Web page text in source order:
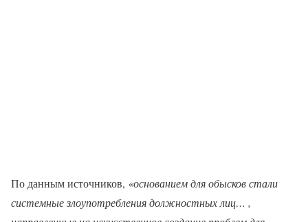
По данным источников, «основанием для обысков стали
системные злоупотребления должностных лиц… ,